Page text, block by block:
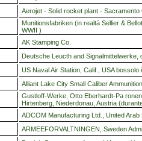
Aerojet - Solid rocket plant - Sacramento
Munitionsfabriken (in realtà Sellier &
WWII )
AK Stamping Co.
Deutsche Leucth and Signalmittelwerke,
US Naval Air Station, Calif., USA bossolo
Alliant Lake City Small Caliber
Gustloff-Werke, Otto Eberhardt-Pa
Hirtenberg, Niederdonau, Austria
ADCOM Manufacturing Ltd., United Arab
ARMEEFORVALTNINGEN, Sweden